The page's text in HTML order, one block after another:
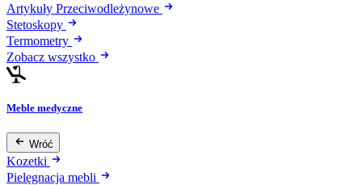
Artykuły Przeciwodleżynowe
Stetoskopy
Termometry
Zobacz wszystko
Meble medyczne
Wróć
Kozetki
Pielęgnacja mebli